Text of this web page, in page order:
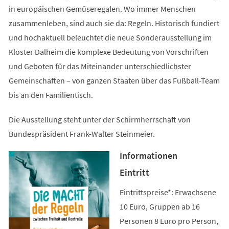
in europäischen Gemüseregalen. Wo immer Menschen
zusammenleben, sind auch sie da: Regeln. Historisch fundiert
und hochaktuell beleuchtet die neue Sonderausstellung im
Kloster Dalheim die komplexe Bedeutung von Vorschriften
und Geboten für das Miteinander unterschiedlichster
Gemeinschaften – von ganzen Staaten über das Fußball-Team
bis an den Familientisch.
Die Ausstellung steht unter der Schirmherrschaft von
Bundespräsident Frank-Walter Steinmeier.
Informationen
Eintritt
Eintrittspreise*: Erwachsene
10 Euro, Gruppen ab 16
Personen 8 Euro pro Person,